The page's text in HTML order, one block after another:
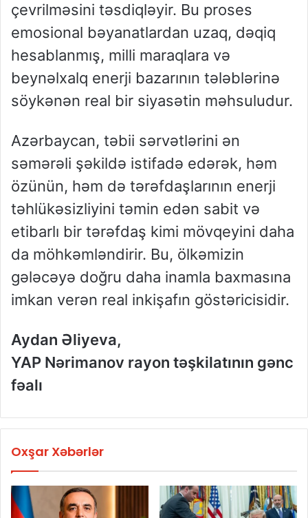
çevrilməsini təsdiqləyir. Bu proses
emosional bəyanatlardan uzaq, dəqiq
hesablanmış, milli maraqlara və
beynəlxalq enerji bazarının tələblərinə
söykənən real bir siyasətin məhsuludur.
Azərbaycan, təbii sərvətlərini ən
səmərəli şəkildə istifadə edərək, həm
özünün, həm də tərəfdaşlarının enerji
təhlükəsizliyini təmin edən sabit və
etibarlı bir tərəfdaş kimi mövqeyini daha
da möhkəmləndirir. Bu, ölkəmizin
gələcəyə doğru daha inamla baxmasına
imkan verən real inkişafın göstəricisidir.
Aydan Əliyeva,
YAP Nərimanov rayon təşkilatının gənc
fəalı
Oxşar Xəbərlər